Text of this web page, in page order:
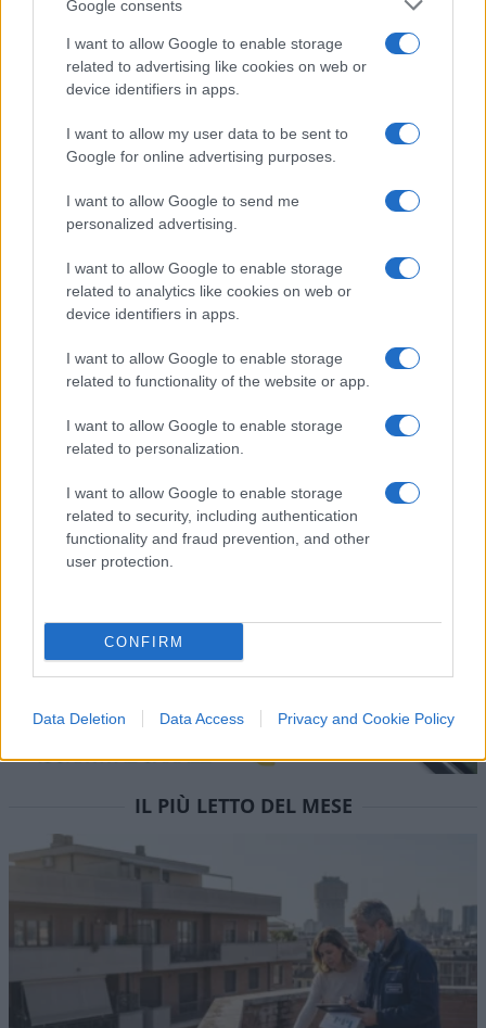
Google consents
I want to allow Google to enable storage
related to advertising like cookies on web or
device identifiers in apps.
I want to allow my user data to be sent to
Google for online advertising purposes.
I want to allow Google to send me
personalized advertising.
I want to allow Google to enable storage
related to analytics like cookies on web or
device identifiers in apps.
I want to allow Google to enable storage
related to functionality of the website or app.
I want to allow Google to enable storage
related to personalization.
I want to allow Google to enable storage
related to security, including authentication
functionality and fraud prevention, and other
user protection.
CONFIRM
Data Deletion Data Access Privacy and Cookie Policy
Questa è anche la principale lezione che ci hanno
offerto le reazioni emotive e inconsapevolmente
superbe alla pandemia. Credersi esperti senza
accorgersi di non esserlo conduce ad auto-
danneggiare se stessi (e spesso anche altri).
Paolo Legrenzi
#CONSULENZA FINANZIARIA
#MERCATO IMMOBILIARE
Commenta per primo
IL PIÙ LETTO DEL MESE